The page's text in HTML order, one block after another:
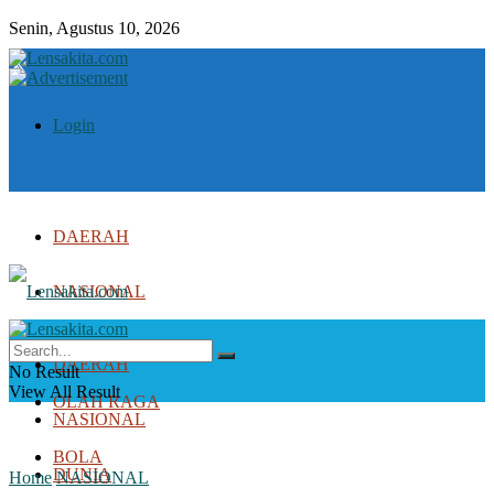
Senin, Agustus 10, 2026
Login
DAERAH
NASIONAL
DUNIA
OLAH RAGA
BOLA
DAERAH
NASIONAL
DUNIA
No Result
View All Result
Home NASIONAL